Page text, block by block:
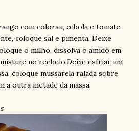
com colorau, cebola e tomate
coloque sal e pimenta. Deixe
o milho, dissolva o amido em
no recheio.Deixe esfriar um
coloque mussarela ralada sobre
a outra metade da massa.